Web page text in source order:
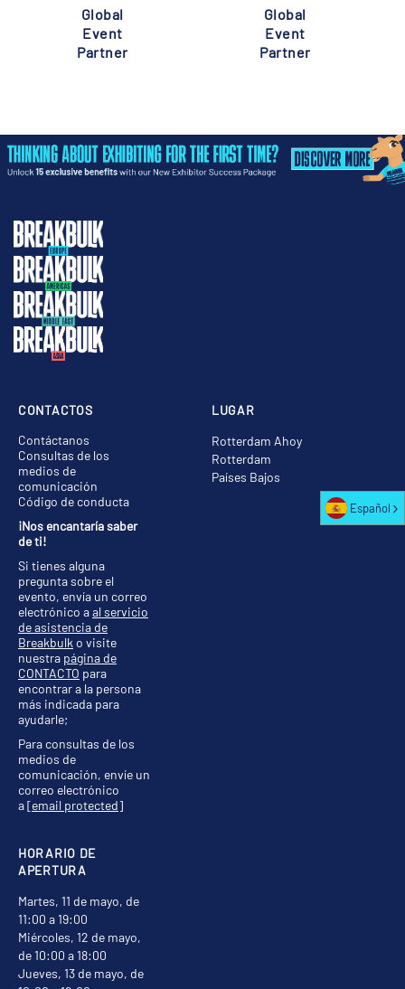
Global
Event
Partner
Global
Event
Partner
LUGAR
Rotterdam Ahoy
Rotterdam
Países Bajos
HORARIO DE
APERTURA
Martes, 11 de mayo, de
11:00 a 19:00
Miércoles, 12 de mayo,
de 10:00 a 18:00
Jueves, 13 de mayo, de
CONTACTOS
Contáctanos
Consultas de los
medios de
comunicación
Código de conducta
¡Nos encantaría saber
de ti!
Si tienes alguna
pregunta sobre el
evento, envía un correo
electrónico aal servicio
de asistencia de
Breakbulko visite
nuestra página de
CONTACTO para
encontrar a la persona
más indicada para
ayudarle;
Para consultas de los
medios de
comunicación, envíe un
correo electrónico
a[email protected]
Español